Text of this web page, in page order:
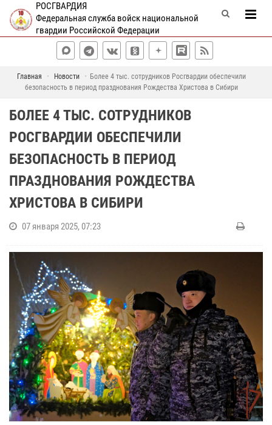
РОСГВАРДИЯ
Федеральная служба войск национальной
гвардии Российской Федерации
Главная Новости
Более 4 тыс. сотрудников Росгвардии обеспечили
безопасность в период празднования Рождества Христова в Сибири
БОЛЕЕ 4 ТЫС. СОТРУДНИКОВ
РОСГВАРДИИ ОБЕСПЕЧИЛИ
БЕЗОПАСНОСТЬ В ПЕРИОД
ПРАЗДНОВАНИЯ РОЖДЕСТВА
ХРИСТОВА В СИБИРИ
07 января 2025, 07:23